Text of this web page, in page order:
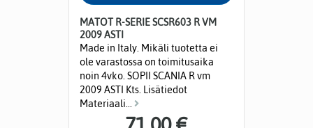
MATOT R-SERIE SCSR603 R VM
2009 ASTI
Made in Italy. Mikäli tuotetta ei
ole varastossa on toimitusaika
noin 4vko. SOPII SCANIA R vm
2009 ASTI Kts. Lisätiedot
Materiaali...